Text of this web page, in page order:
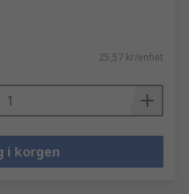
25,57 kr/enhet
i korgen